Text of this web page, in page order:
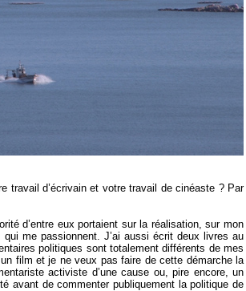
travail d’écrivain et votre travail de cinéaste ? Par
d’entre eux portaient sur la réalisation, sur mon
me passionnent. J’ai aussi écrit deux livres au
politiques sont totalement différents de mes
film et je ne veux pas faire de cette démarche la
activiste d’une cause ou, pire encore, un
avant de commenter publiquement la politique de